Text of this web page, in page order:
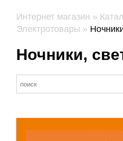
Интернет магазин
Электротовары
Ночники,